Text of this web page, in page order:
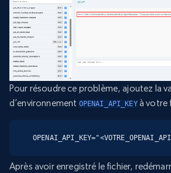
Pour résoudre ce problème, ajoutez la
d’environnement OPENAI_API_KEYà votre
Après avoir enregistré le fichier,